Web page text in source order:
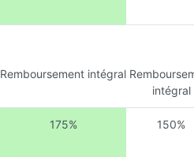
Remboursement intégral
intégral
175% 150%